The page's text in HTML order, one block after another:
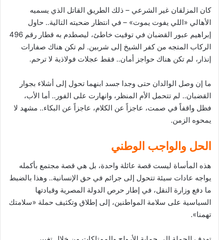
كان المزلقان غير الشرعي – ذلك الطريق القاتل الذي يسميه
الأهالي «اللي يفوت يموت» – في انتظار ضحيته التالية.. حاول
إبراهيم عبور القضبان في توقيت خاطئ، ليصطدم به قطار رقم 496
الركاب المتجه من كفر الشيخ إلى شربين. لم تكن هناك صفارات
إنذار، لم تكن هناك حواجز أمان.. فقط عجلات فولاذية لا ترحم.
ما إن وصل الوالدان حتى وجدا جسد ابنهما تحول إلى أشلاء بجوار
القضبان.. لم تتحمل الأم المنظر، وانهارت على الفور.. أما الأب،
فظل واقفاً في صمت، عاجزاً عن الكلام، عاجزاً عن البكاء.. مشهد لا
يمحوه الزمن.
الحل والواجب الوطني
هذه المأساة ليست قصة عائلة واحدة، بل هي قصة مجتمع بأكمله
يواجه عادات سيئة تتحول إلى جرائم في حق الإنسانية.. وهذا بالضبط
ما دفع وزارة النقل، في إطار حرص الدولة المصرية وقيادتها
السياسية على سلامة المواطنين، إلى إطلاق وتكثيف حملة «سلامتك
تهمنا».